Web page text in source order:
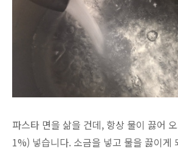
파스타 면을 삶을 건데, 항상 물이 끓어
1%) 넣습니다. 소금을 넣고 물을 끓이게